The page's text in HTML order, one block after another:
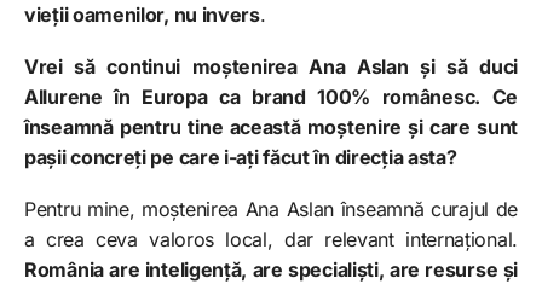
vieții oamenilor, nu invers.
Vrei să continui moștenirea Ana Aslan și să duci
Allurene în Europa ca brand 100% românesc. Ce
înseamnă pentru tine această moștenire și care sunt
pașii concreți pe care i-ați făcut în direcția asta?
Pentru mine, moștenirea Ana Aslan înseamnă curajul de
a crea ceva valoros local, dar relevant internațional.
România are inteligență, are specialiști, are resurse și